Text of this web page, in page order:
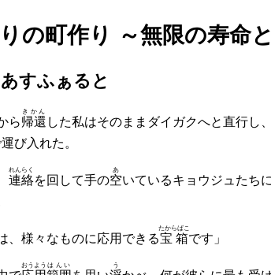
の町作り ～無限の寿命
すふぁると
ら帰還
きかん
した私はそのままダイガクへと直行し
び入れた。
連絡
れんらく
を回して手の空
あ
いているキョウジュたち
、様々なものに応用できる宝箱
たからばこ
です」
おうよう はんい う